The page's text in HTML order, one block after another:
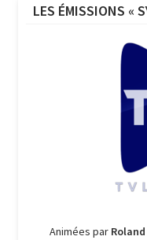
LES ÉMISSIONS «
Animées par